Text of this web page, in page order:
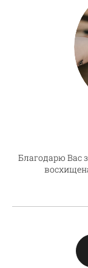
Благодарю Вас